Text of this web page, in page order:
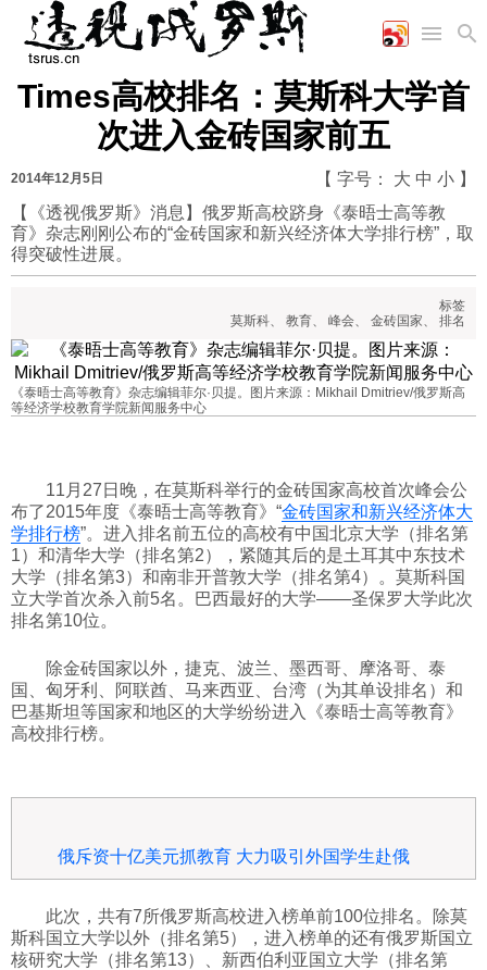
首页
国际
时政
陆军
军事合作
评论
工业
能源
农业
科技
社会
文化
美食
娱乐
历史
体育
旅游
视听
图片新闻
高清图片
漫画
视频
图表
Times高校排名：莫斯科大学首
次进入金砖国家前五
2014年12月5日 【 字号： 大 中 小 】
【《透视俄罗斯》消息】俄罗斯高校跻身《泰晤士高等教
育》杂志刚刚公布的“金砖国家和新兴经济体大学排行榜”，取
得突破性进展。
标签
莫斯科、 教育、 峰会、 金砖国家、 排名
《泰晤士高等教育》杂志编辑菲尔·贝提。图片来源：Mikhail Dmitriev/俄罗斯高
等经济学校教育学院新闻服务中心
11月27日晚，在莫斯科举行的金砖国家高校首次峰会公
布了2015年度《泰晤士高等教育》“金砖国家和新兴经济体大
学排行榜”。进入排名前五位的高校有中国北京大学（排名第
1）和清华大学（排名第2），紧随其后的是土耳其中东技术
大学（排名第3）和南非开普敦大学（排名第4）。莫斯科国
立大学首次杀入前5名。巴西最好的大学——圣保罗大学此次
排名第10位。
除金砖国家以外，捷克、波兰、墨西哥、摩洛哥、泰
国、匈牙利、阿联酋、马来西亚、台湾（为其单设排名）和
巴基斯坦等国家和地区的大学纷纷进入《泰晤士高等教育》
高校排行榜。
俄斥资十亿美元抓教育 大力吸引外国学生赴俄
此次，共有7所俄罗斯高校进入榜单前100位排名。除莫
斯科国立大学以外（排名第5），进入榜单的还有俄罗斯国立
核研究大学（排名第13）、新西伯利亚国立大学（排名第